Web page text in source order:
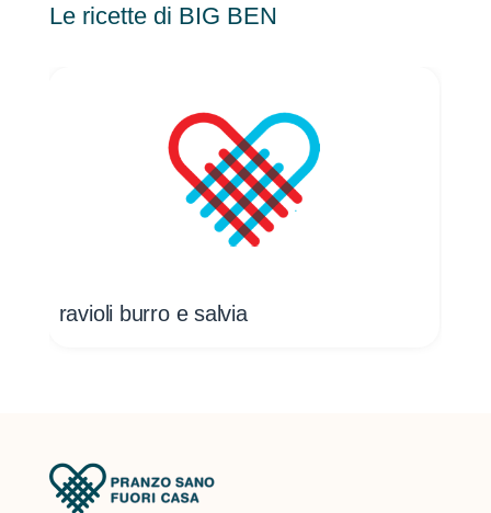
Le ricette di BIG BEN
ravioli burro e salvia